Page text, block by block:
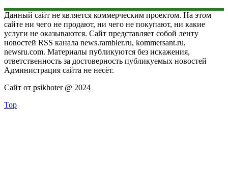
Данный сайт не является коммерческим проектом. На этом
сайте ни чего не продают, ни чего не покупают, ни какие
услуги не оказываются. Сайт представляет собой ленту
новостей RSS канала news.rambler.ru, kommersant.ru,
newsru.com. Материалы публикуются без искажения,
ответственность за достоверность публикуемых новостей
Администрация сайта не несёт.
Сайт от psikhoter @ 2024
Top